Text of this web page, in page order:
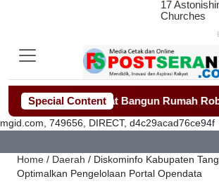
Special Content
Gerak Cepat Bangun Rumah Roboh
mgid.com, 749656, DIRECT, d4c29acad76ce94f
Home / Daerah / Diskominfo Kabupaten
Optimalkan Pengelolaan Portal Opendata